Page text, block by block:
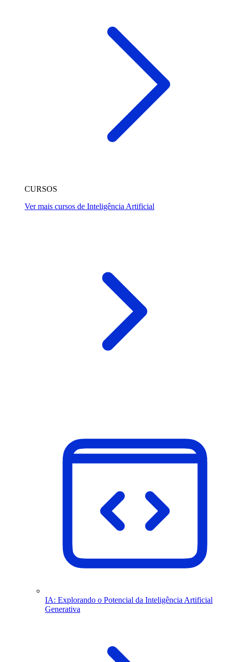
CURSOS
Ver mais cursos de Inteligência Artificial
IA: Explorando o Potencial da Inteligência Artificial
Generativa